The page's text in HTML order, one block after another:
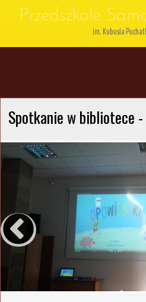
Przedszkole
im. Kubusia
Spotkanie w bibliotece